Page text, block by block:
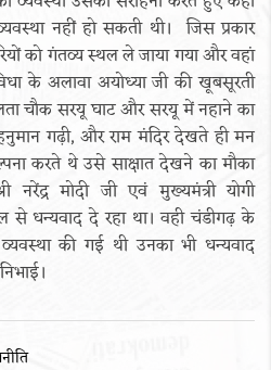
नहीं हो सकती थी। जिस प्रकार
को गंतव्य स्थल ले जाया गया और वहां
के अलावा अयोध्या जी की खूबसूरती
चौक सरयू घाट और सरयू में नहाने का
गढ़ी, और राम मंदिर देखते ही मन
करते थे उसे साक्षात देखने का मौका
नरेंद्र मोदी जी एवं मुख्यमंत्री योगी
से धन्यवाद दे रहा था। वही चंडीगढ़ के
की गई थी उनका भी धन्यवाद